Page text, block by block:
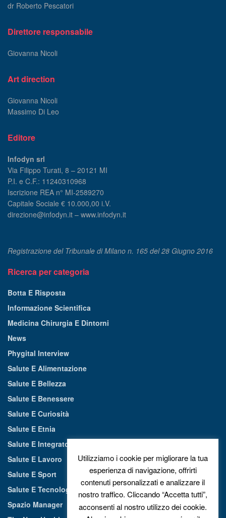
dr Roberto Pescatori
Direttore responsabile
Giovanna Nicoli
Art direction
Giovanna Nicoli
Massimo Di Leo
Editore
Infodyn srl
Via Filippo Turati, 8 – 20121 MI
P.I. e C.F.: 11240310968
Iscrizione REA n° MI-2589270
Capitale Sociale € 10.000,00 i.V.
direzione@infodyn.it – www.infodyn.it
Registrazione del Tribunale di Milano n. 165 del 28 Giugno 2016
Ricerca per categoria
Botta E Risposta
Informazione Scientifica
Medicina Chirurgia E Dintorni
News
Phygital Interview
Salute E Alimentazione
Salute E Bellezza
Salute E Benessere
Salute E Curiosità
Salute E Etnia
Salute E Integratori Alimentari
Salute E Lavoro
Salute E Sport
Salute E Tecnologia
Spazio Manager
Utilizziamo i cookie per migliorare la tua
esperienza di navigazione, offrirti
contenuti personalizzati e analizzare il
nostro traffico. Cliccando “Accetta tutti”,
acconsenti al nostro utilizzo dei cookie.